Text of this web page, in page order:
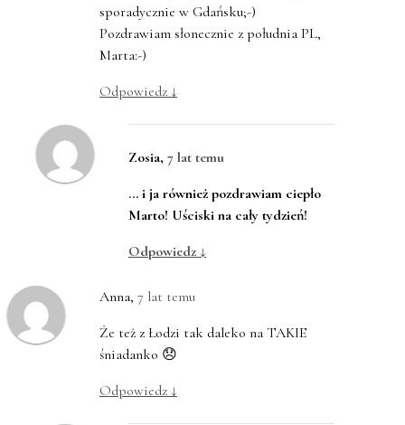
sporadycznie w Gdańsku;-)
Pozdrawiam słonecznie z południa PL,
Marta:-)
Odpowiedz ↓
Zosia, 7 lat temu
… i ja również pozdrawiam ciepło
Marto! Uściski na cały tydzień!
Odpowiedz ↓
Anna, 7 lat temu
Że też z Łodzi tak daleko na TAKIE
śniadanko 😞
Odpowiedz ↓